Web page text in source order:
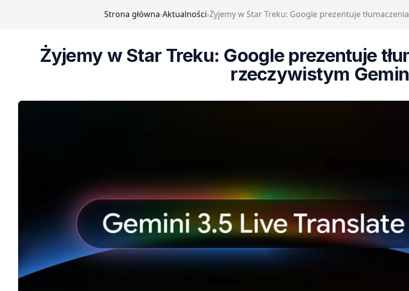
Strona główna›Aktualności›Żyjemy w Star Treku: Google prezentuje
Żyjemy w Star Treku: Google prezentuje
rzeczywistym